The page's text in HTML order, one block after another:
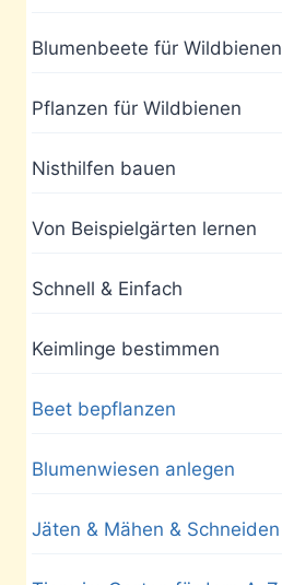
Blumenbeete für Wildbienen
Pflanzen für Wildbienen
Nisthilfen bauen
Von Beispielgärten lernen
Schnell & Einfach
Keimlinge bestimmen
Beet bepflanzen
Blumenwiesen anlegen
Jäten & Mähen & Schneiden